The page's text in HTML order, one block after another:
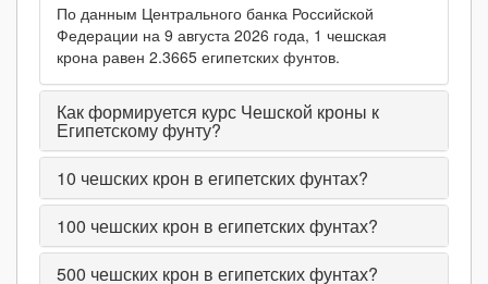
По данным Центрального банка Российской
Федерации на 9 августа 2026 года, 1 чешская
крона равен 2.3665 египетских фунтов.
Как формируется курс Чешской кроны к
Египетскому фунту?
10 чешских крон в египетских фунтах?
100 чешских крон в египетских фунтах?
500 чешских крон в египетских фунтах?